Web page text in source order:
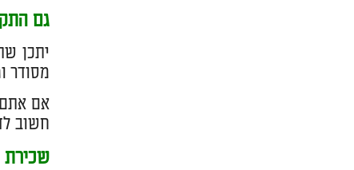
גם
יתכן
מסודר
אם
חשוב
שכירת